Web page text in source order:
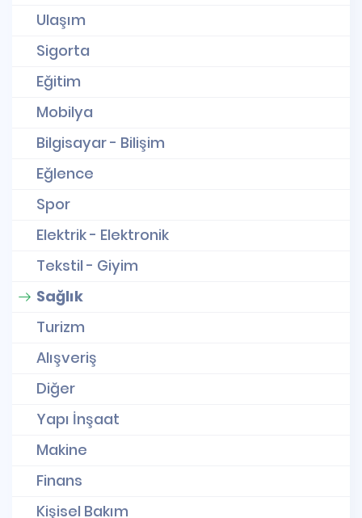
Ulaşım
Sigorta
Eğitim
Mobilya
Bilgisayar - Bilişim
Eğlence
Spor
Elektrik - Elektronik
Tekstil - Giyim
Sağlık
Turizm
Alışveriş
Diğer
Yapı İnşaat
Makine
Finans
Kişisel Bakım